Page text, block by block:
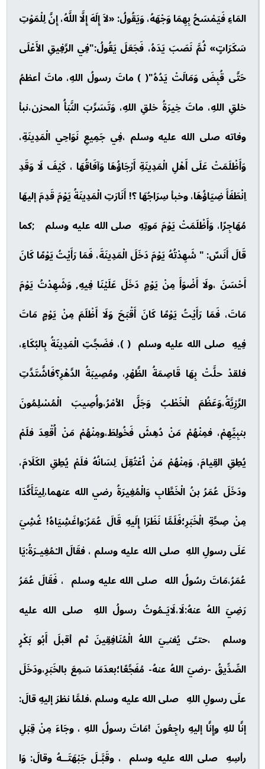
المَاءِ فَيَمْسَحُ بِهِمَا وَجْهَهُ، وَيَقُولُ: «لاَ إِلَهَ إِلَّا اللَّهُ، إِنَّ لِلْمَوْتِ
سَكَرَاتٍ» ثُمَّ نَصَبَ يَدَهُ، فَجَعَلَ يَقُولُ:"فِي الرَّفِيقِ الأَعْلَى
حَتَّى قُبِضَ وَمَالَتْ يَدُهُ"( ) ماتَ رسولُ اللهِ، ماتَ أعظمُ
خلقِ اللهِ، ماتَ خِيرَةُ خلقِ اللهِ، وَتَسَرَّبَ النَّبَأُ المحزن،نبأ
وفاته صلى الله عليه وسلم ،فِي جَمِيعِ نَوَاحِي الْمَدِينَةِ،
وَأَظْلَمَتْ عَلَى أَهْلِ الْمَدِينَةِ أَرْجَاؤُهَا وَآفَاقُهَا ، كَيْفَ لَا وَقَدِ
اِنْطَفَأَ ضِيَاؤُهَا، وخبأ سِرَاجُهَا ؟! أَنَارَتِ الْمَدِينَةُ يَوْمَ قَدِمَ إليهَا
مُهَاجِرًا، وَأَظْلَمَتْ يَوْمَ مَوتِهِ صلى الله عليه وسلم ;كما
قَالَ أَنَسٌ: " شَهِدْتُهُ يَوْمَ دَخَلَ الْمَدِينَةَ، فَمَا رَأَيْتُ يَوْمًا كَانَ
أَحْسَنَ ،ولَا أَضْوَأَ مِنْ يَوْمٍ دَخَلَ عَلَيْنَا فِيهِ, وَشَهِدْتُ يَوْمَ
مَاتَ، فَمَا رَأَيْتُ يَوْمًا كَانَ أَقْبَحَ وَلَا أَظْلَمَ مِنْ يَوْمٍ مَاتَ
فِيهِ صلى الله عليه وسلم ( )، فضَجَّتِ الْمَدِينَةُ بِالبُكَاءِ،
فلقدْ حلَّتْ بِهَا قَاصِمَةُ الظَّهْرِ، ومُصِيبَةُ الدَّهْرِ؟فَاشَّتَدَّتِ
الرَّزِيَّةُ،وَعَظُمَ الْخَطْبُ وَجَلَّ الأمْرُ،وأُصِيبَ الْمُسْلِمُونَ
بنبِيِّهِمْ، فمِنْهُمْ مَنْ دُهِشَ فَخُولِطَ،ومِنْهُمْ مَنْ أُقْعِدَ فلَمْ
يُطِقِ القِيامَ، وَمِنْهُمْ مَنْ اُعْتُقِلَ لِسَانُهُ فلَمْ يُطِقِ الكَلَامَ،
ودَخَلَ عُمَرُ بنُ الْخَطَّابِ وَالْمُغِيرَةُ رضي الله عنهما،لِيتَأَكَّدَا
مِنْ صِحَّةِ الْخَبَرِ؛فَلَمَّا نَظَرَا إِلَيهِ قَالَ عُمَرُ:واغَشِيَاهُ! غُشِيَ
عَلَى رسولِ اللهِ صلى الله عليه وسلم ، فقَالَ الـْمُغِيـرَةُ:يَا
عُمَرُ،مَاتَ رسُولُ الله صلى الله عليه وسلم ، فَقَالَ عُمَرُ
رَضِيَ اللهُ عنهُ:لَا،لَايَـمُوتُ رسولُ اللهِ صلى الله عليه
وسلم ،حتـَّى يُفنـِيَ اللهُ الْمُنَافِقِينَ ثم أقبلَ أَبُو بَكْرٍ
الصِّدِّيقُ -رضيَ اللهُ عنهُ- مُفَجَّعًا؛بعدَمَا سَمِعَ بالخَبَرِ،ودَخَلَ
علَى رسولِ اللهِ صلى الله عليه وسلم ،فلمَّا نظرَ إليهِ قالَ:
إنَّا للهِ وإِنَّا إليهِ راجِعُونَ !مَاتَ رسولُ اللهِ ، وجَاءَ مِنْ قِبَلِ
رأسِهِ صلى الله عليه وسلم ، وقَبَّـلَ جَبْهَتَــهُ وقالَ: وَا